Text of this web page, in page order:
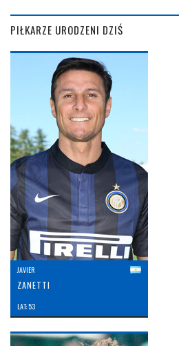
PIŁKARZE URODZENI DZIŚ
JAVIER
ZANETTI
LAT: 53